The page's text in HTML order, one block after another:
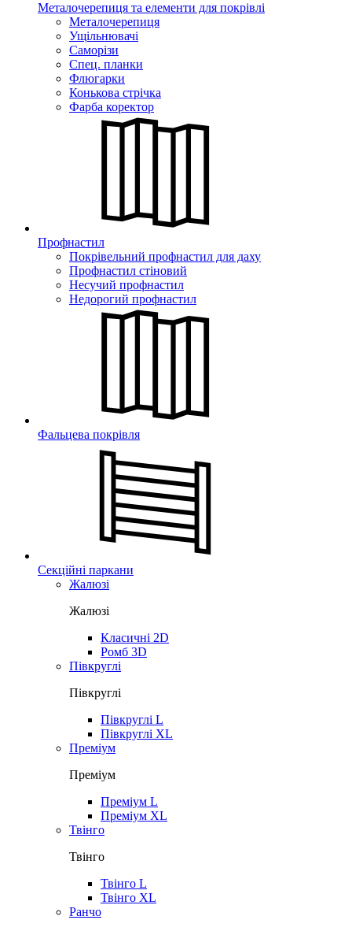
Металочерепиця та елементи для покрівлі
Металочерепиця
Ущільнювачі
Саморізи
Спец. планки
Флюгарки
Конькова стрічка
Фарба коректор
Профнастил
Покрівельний профнастил для даху
Профнастил стіновий
Несучий профнастил
Недорогий профнастил
Фальцева покрівля
Секційні паркани
Жалюзі
Жалюзі
Класичні 2D
Ромб 3D
Півкруглі
Півкруглі
Півкруглі L
Півкруглі XL
Преміум
Преміум
Преміум L
Преміум XL
Твінго
Твінго
Твінго L
Твінго XL
Ранчо